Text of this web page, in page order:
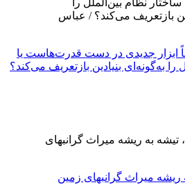
جدیدی در دست قدرت‌هاست یا
را به‌گونه‌ای بنیادین بازتعریف می‌کند؟
میراث گرانبهای زمین